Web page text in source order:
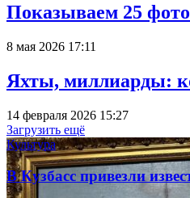
Показываем 25
8 мая 2026 17:11
Яхты, миллиарды:
14 февраля 2026 15:27
Загрузить ещё
Культура
В Кузбасс привезли